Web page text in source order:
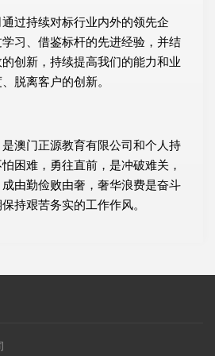
过持续对标行业内外的领先企
习、借鉴标杆的先进经验，并结
创新，持续提高我们的能力和业
脱离客户的创新。
澳门正源教育有限公司和个人持
困难，勇往直前，是冲破难关，
由勤俭败由奢，奢华浪费是奋斗
持艰苦务实的工作作风。